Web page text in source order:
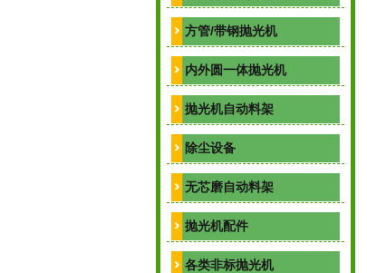
方管/带钢抛光机
内外圆一体抛光机
抛光机自动料架
除尘设备
无芯磨自动料架
抛光机配件
各类非标抛光机